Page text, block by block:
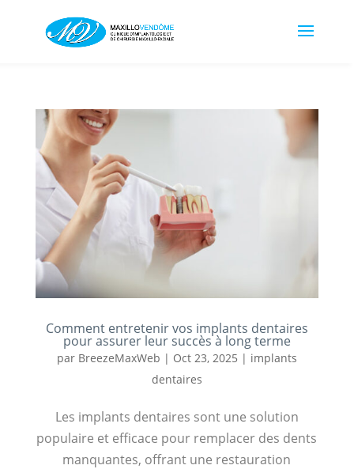
Comment entretenir vos implants dentaires
pour assurer leur succès à long terme
par BreezeMaxWeb | Oct 23, 2025 | implants
dentaires
Les implants dentaires sont une solution
populaire et efficace pour remplacer des dents
manquantes, offrant une restauration